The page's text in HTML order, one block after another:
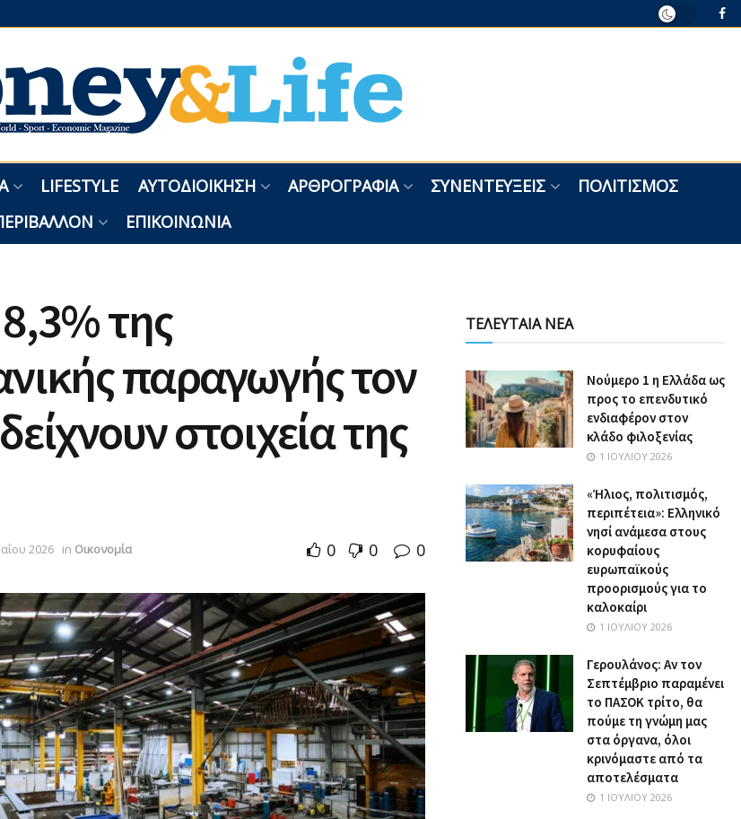
LIFESTYLE ΑΥΤΟΔΙΟΊΚΗΣΗ ΑΡΘΡΟΓΡΑΦΊΑ ΣΥΝΕΝΤΕΎΞΕΙΣ
ΠΟΛΙΤΙΣΜΌΣ
ΕΠΙΚΟΙΝΩΝΊΑ
της
παραγωγής τον
στοιχεία της
2026 in Οικονομία 0 0 0
ΤΕΛΕΥΤΑΙΑ ΝΕΑ
Nούμερο 1 η Ελλάδα ως
προς το επενδυτικό
ενδιαφέρον στον
κλάδο φιλοξενίας
1 ΙΟΥΛΊΟΥ 2026
«Ήλιος, πολιτισμός,
περιπέτεια»: Ελληνικό
νησί ανάμεσα στους
κορυφαίους
ευρωπαϊκούς
προορισμούς για το
καλοκαίρι
1 ΙΟΥΛΊΟΥ 2026
Γερουλάνος: Αν τον
Σεπτέμβριο παραμένει
το ΠΑΣΟΚ τρίτο, θα
πούμε τη γνώμη μας
στα όργανα, όλοι
κρινόμαστε από τα
αποτελέσματα
1 ΙΟΥΛΊΟΥ 2026